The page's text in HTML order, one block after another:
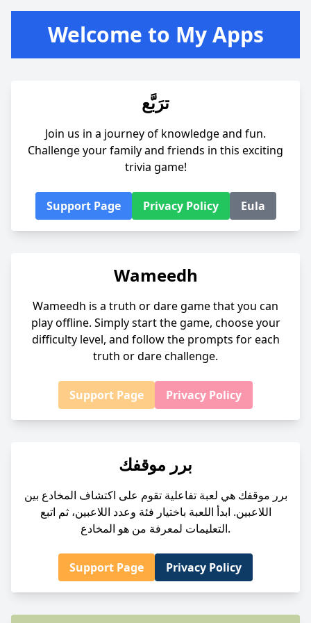
Welcome to My Apps
ترَبَّع
Join us in a journey of knowledge and fun.
Challenge your family and friends in this exciting
trivia game!
Support Page Privacy Policy Eula
Wameedh
Wameedh is a truth or dare game that you can
play offline. Simply start the game, choose your
difficulty level, and follow the prompts for each
truth or dare challenge.
Support Page Privacy Policy
برر موقفك
برر موقفك هي لعبة تفاعلية تقوم على اكتشاف المخادع بين
اللاعبين. ابدأ اللعبة باختيار فئة وعدد اللاعبين، ثم اتبع
التعليمات لمعرفة من هو المخادع.
Support Page Privacy Policy